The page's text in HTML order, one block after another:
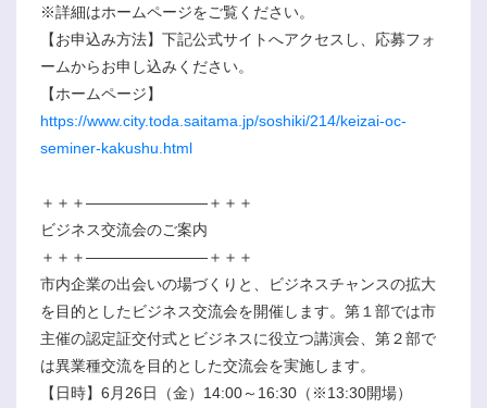
※詳細はホームページをご覧ください。
【お申込み方法】下記公式サイトへアクセスし、応募フォ
ームからお申し込みください。
【ホームページ】
https://www.city.toda.saitama.jp/soshiki/214/keizai-oc-
seminer-kakushu.html
＋＋＋――――――――＋＋＋
ビジネス交流会のご案内
＋＋＋――――――――＋＋＋
市内企業の出会いの場づくりと、ビジネスチャンスの拡大
を目的としたビジネス交流会を開催します。第１部では市
主催の認定証交付式とビジネスに役立つ講演会、第２部で
は異業種交流を目的とした交流会を実施します。
【日時】6月26日（金）14:00～16:30（※13:30開場）